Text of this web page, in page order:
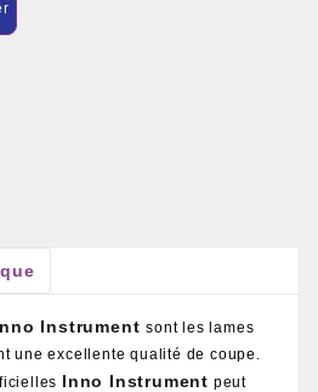
Instrumentsont les lames
une excellente qualité de coupe.
Inno Instrument peut